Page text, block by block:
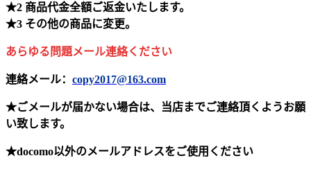
★2 商品代金全額ご返金いたします。
★3 その他の商品に変更。
あらゆる問題メール連絡ください
連絡メール： copy2017@163.com
★ごメールが届かない場合は、当店までご連絡頂くようお願
い致します。
★docomo以外のメールアドレスをご使用ください